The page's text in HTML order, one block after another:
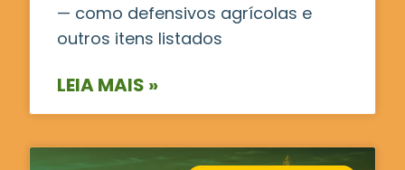
— como defensivos agrícolas e
outros itens listados
LEIA MAIS »